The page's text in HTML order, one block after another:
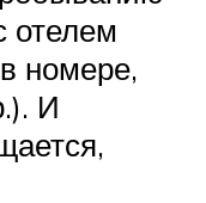
отелем
номере,
И